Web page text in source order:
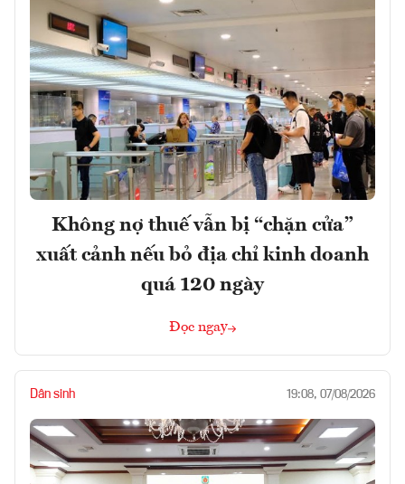
Không nợ thuế vẫn bị “chặn cửa”
xuất cảnh nếu bỏ địa chỉ kinh doanh
quá 120 ngày
Đọc ngay
Dân sinh 19:08, 07/08/2026